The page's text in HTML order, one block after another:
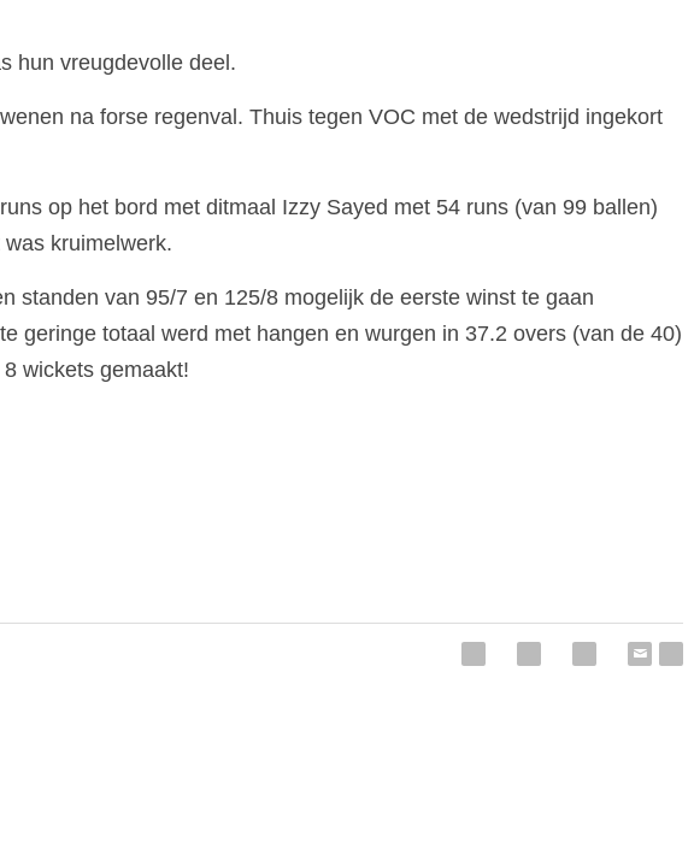
hun vreugdevolle deel.
na forse regenval. Thuis tegen VOC met de wedstrijd ingekort
op het bord met ditmaal Izzy Sayed met 54 runs (van 99 ballen)
kruimelwerk.
standen van 95/7 en 125/8 mogelijk de eerste winst te gaan
geringe totaal werd met hangen en wurgen in 37.2 overs (van de 40)
wickets gemaakt!